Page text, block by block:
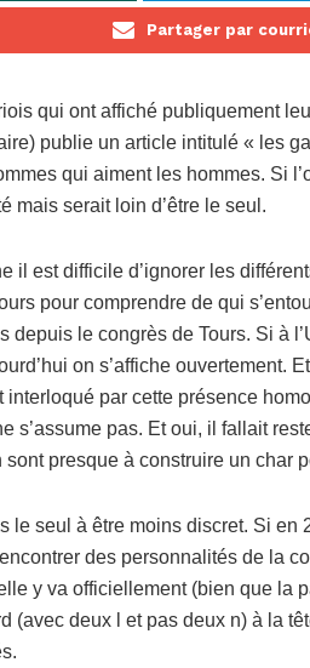
Partager par
qui ont affiché publiquement
publie un article intitulé « les
qui aiment les hommes. Si
mais serait loin d’être le seul.
il est difficile d’ignorer les
pour comprendre de qui
depuis le congrès de Tours. Si à
on s’affiche ouvertement.
par cette présence
s’assume pas. Et oui, il fallait
presque à construire un char
le seul à être moins discret. Si en
des personnalités de la
y va officiellement (bien que la
(avec deux l et pas deux n) à la